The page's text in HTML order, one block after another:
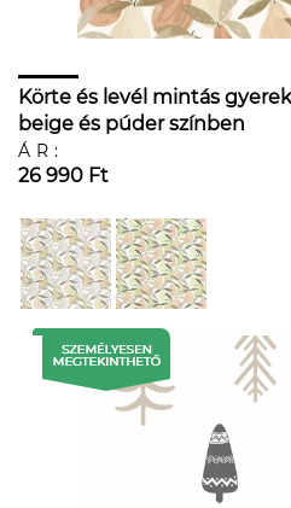
Körte és levél mintás
beige és púder színben
ÁR:
26 990 Ft